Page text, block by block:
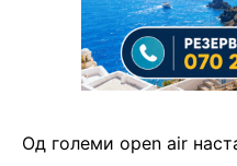
Од големи open air